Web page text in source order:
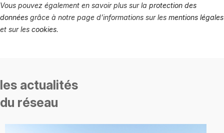
Vous pouvez également en savoir plus sur la protection des
données grâce à notre page d’informations sur les mentions légales
et sur les cookies.
les actualités
du réseau